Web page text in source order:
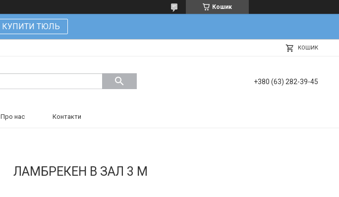
Кошик
КУПИТИ ТЮЛЬ
КОШИК
+380 (63) 282-39-45
Про нас Контакти
ЛАМБРЕКЕН В ЗАЛ 3 М